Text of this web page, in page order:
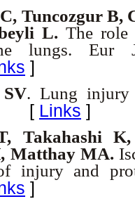
Tuncozgur B,
L. The role
lungs. Eur J
]
. Lung injury
[ Links ]
Takahashi
Matthay MA.
injury and
]